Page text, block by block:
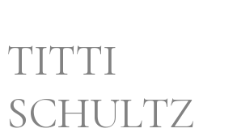
TITTI
SCHULTZ